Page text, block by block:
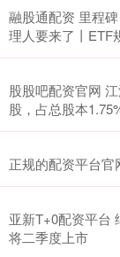
融股通配资 里程
理人要来了丨ETF
股股吧配资官网
股，占总股本
正规的配资平台官
亚新T+0配资平台
将二季度上市